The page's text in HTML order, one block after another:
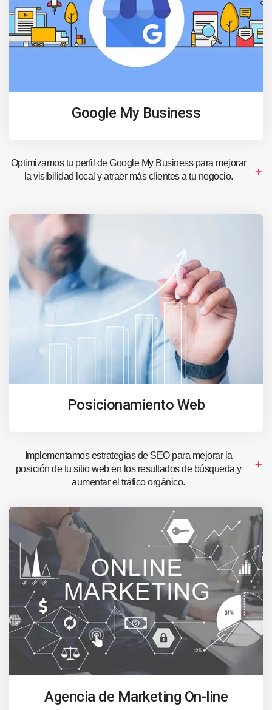
Google My Business
Optimizamos tu perfil de Google My Business para mejorar
la visibilidad local y atraer más clientes a tu negocio.
Posicionamiento Web
Implementamos estrategias de SEO para mejorar la
posición de tu sitio web en los resultados de búsqueda y
aumentar el tráfico orgánico.
Agencia de Marketing On-line